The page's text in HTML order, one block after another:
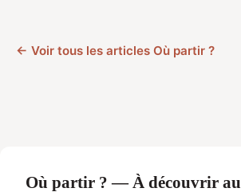
← Voir tous les articles Où partir ?
Où partir ? — À découvrir